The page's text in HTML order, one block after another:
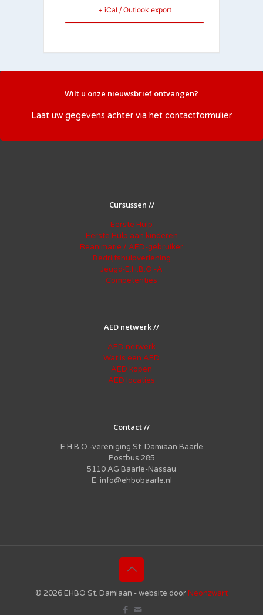
+ iCal / Outlook export
Wilt u onze nieuwsbrief ontvangen?
Laat uw gegevens achter via het contactformulier
Cursussen //
Eerste Hulp
Eerste Hulp aan kinderen
Reanimatie / AED-gebruiker
Bedrijfshulpverlening
Jeugd-E.H.B.O.-A
Competenties
AED netwerk //
AED netwerk
Wat is een AED
AED kopen
AED locaties
Contact //
E.H.B.O.-vereniging St. Damiaan Baarle
Postbus 285
5110 AG Baarle-Nassau
E. info@ehbobaarle.nl
© 2026 EHBO St. Damiaan - website doorNeonzwart